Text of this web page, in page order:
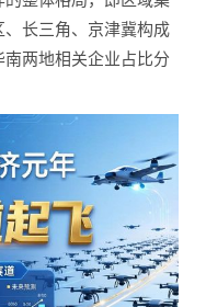
长三角、京津冀构成
两地相关企业占比分